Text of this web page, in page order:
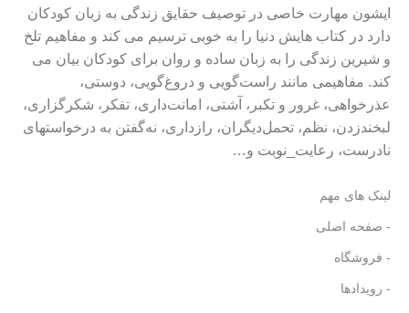
ایشون مهارت خاصی در توصیف حقایق زندگی به زبان کودکان
دارد در کتاب هایش دنیا را به خوبی ترسیم می کند و مفاهیم تلخ
و شیرین زندگی را به زبان ساده و روان برای کودکان بیان می
کند. مفاهیمی مانند راست‌گویی و دروغ‌گویی، دوستی،
عذرخواهی، غرور و تکبر، آشتی، امانت‌داری، تفکر، شکرگزاری،
لبخندزدن، نظم، تحمل‌دیگران، رازداری، نه‌گفتن به درخواستهای
نادرست، رعایت_نوبت و…
لینک های مهم
- صفحه اصلی
- فروشگاه
- رویدادها